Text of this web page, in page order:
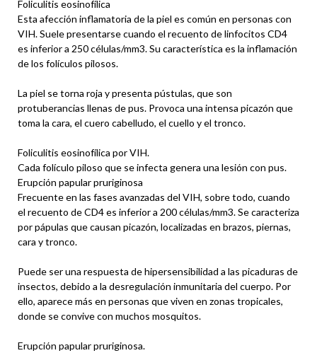
Foliculitis eosinofílica
Esta afección inflamatoria de la piel es común en personas con
VIH. Suele presentarse cuando el recuento de linfocitos CD4
es inferior a 250 células/mm3. Su característica es la inflamación
de los folículos pilosos.
La piel se torna roja y presenta pústulas, que son
protuberancias llenas de pus. Provoca una intensa picazón que
toma la cara, el cuero cabelludo, el cuello y el tronco.
Foliculitis eosinofílica por VIH.
Cada folículo piloso que se infecta genera una lesión con pus.
Erupción papular pruriginosa
Frecuente en las fases avanzadas del VIH, sobre todo, cuando
el recuento de CD4 es inferior a 200 células/mm3. Se caracteriza
por pápulas que causan picazón, localizadas en brazos, piernas,
cara y tronco.
Puede ser una respuesta de hipersensibilidad a las picaduras de
insectos, debido a la desregulación inmunitaria del cuerpo. Por
ello, aparece más en personas que viven en zonas tropicales,
donde se convive con muchos mosquitos.
Erupción papular pruriginosa.